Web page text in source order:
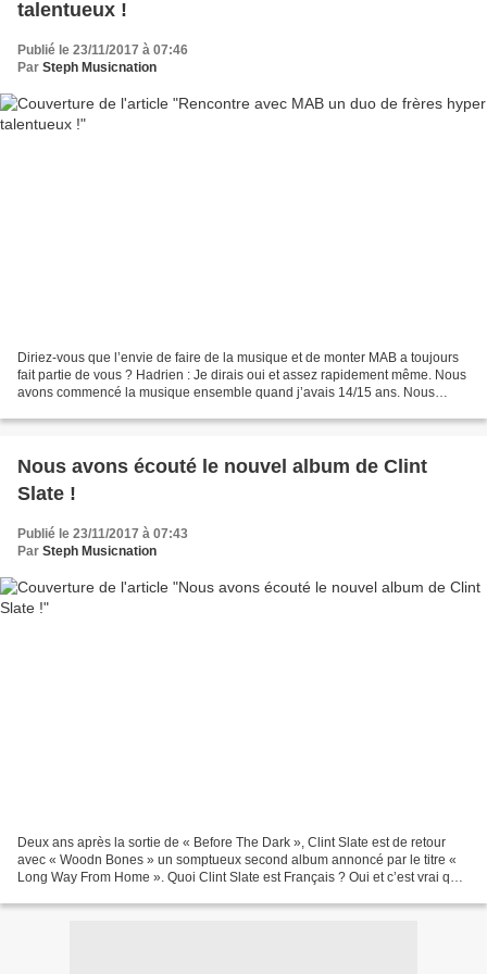
talentueux !
Publié le 23/11/2017 à 07:46
Par Steph Musicnation
Diriez-vous que l’envie de faire de la musique et de monter MAB a toujours
fait partie de vous ? Hadrien : Je dirais oui et assez rapidement même. Nous
avons commencé la musique ensemble quand j’avais 14/15 ans. Nous
Nous avons écouté le nouvel album de Clint
Slate !
Publié le 23/11/2017 à 07:43
Par Steph Musicnation
Deux ans après la sortie de « Before The Dark », Clint Slate est de retour
avec « Woodn Bones » un somptueux second album annoncé par le titre «
Long Way From Home ». Quoi Clint Slate est Français ? Oui et c’est vrai que